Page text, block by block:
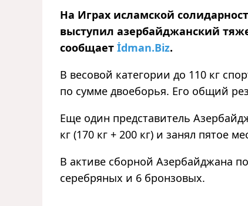
На Играх исламской
выступил азербайджанский
сообщает İdman.Biz.
В весовой категории до 110 кг
по сумме двоеборья. Его общий
Еще один представитель
кг (170 кг + 200 кг) и занял пятое
В активе сборной Азербайджана
серебряных и 6 бронзовых.